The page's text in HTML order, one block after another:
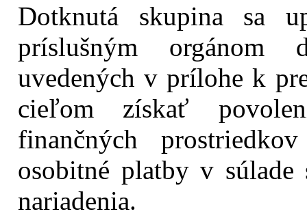
Dotknutá skupina sa
príslušným orgánom
uvedených v prílohe k
cieľom získať
finančných
osobitné platby v
nariadenia.